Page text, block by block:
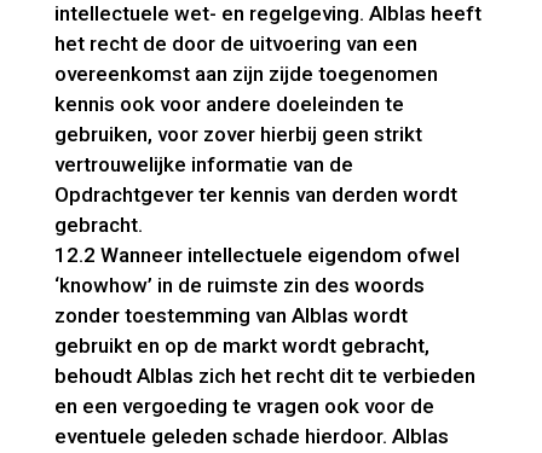
intellectuele wet- en regelgeving. Alblas heeft
het recht de door de uitvoering van een
overeenkomst aan zijn zijde toegenomen
kennis ook voor andere doeleinden te
gebruiken, voor zover hierbij geen strikt
vertrouwelijke informatie van de
Opdrachtgever ter kennis van derden wordt
gebracht.
12.2 Wanneer intellectuele eigendom ofwel
‘knowhow’ in de ruimste zin des woords
zonder toestemming van Alblas wordt
gebruikt en op de markt wordt gebracht,
behoudt Alblas zich het recht dit te verbieden
en een vergoeding te vragen ook voor de
eventuele geleden schade hierdoor. Alblas